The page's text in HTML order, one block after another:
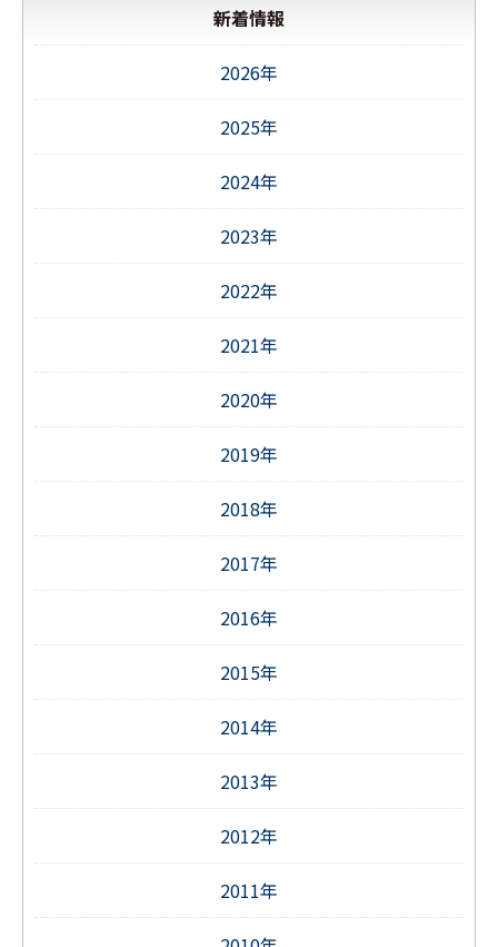
新着情報
2026年
2025年
2024年
2023年
2022年
2021年
2020年
2019年
2018年
2017年
2016年
2015年
2014年
2013年
2012年
2011年